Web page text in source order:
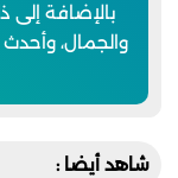
بالإضافة
والجمال، وأحدث
شاهد أيضا :